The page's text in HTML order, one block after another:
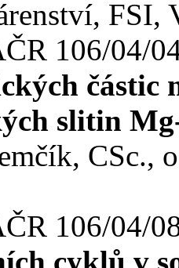
FSI,
106/04/
slitin
CSc.,
106/04/
cyklů v